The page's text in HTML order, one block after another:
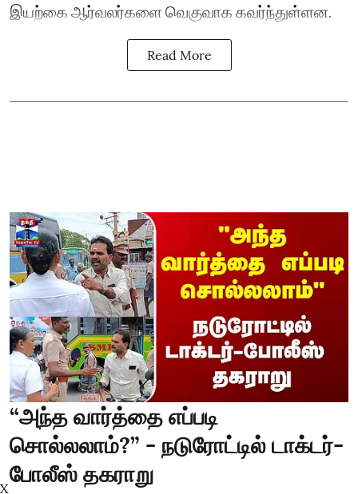
இயற்கை ஆர்வலர்களை வெகுவாக கவர்ந்துள்ளன.
Read More
“அந்த வார்த்தை எப்படி
சொல்லலாம்?” - நடுரோட்டில் டாக்டர்-
போலீஸ் தகராறு
X